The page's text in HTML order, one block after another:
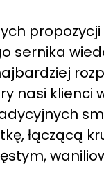
sernika
nasi klienci
łączącą